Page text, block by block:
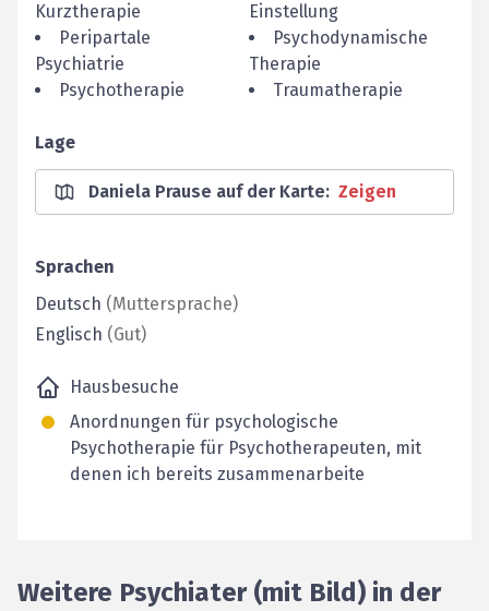
Kurztherapie
Einstellung
Peripartale
Psychiatrie
Psychodynamische
Therapie
Psychotherapie
Traumatherapie
Lage
Daniela Prause auf der Karte: Zeigen
Sprachen
Deutsch (Muttersprache)
Englisch (Gut)
Hausbesuche
Anordnungen für psychologische
Psychotherapie für Psychotherapeuten, mit
denen ich bereits zusammenarbeite
Weitere Psychiater (mit Bild) in der